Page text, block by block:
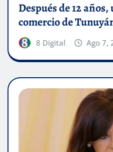
Después de 12
comercio de
8 Digital Ago 7,